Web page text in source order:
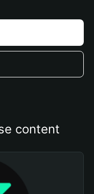
content